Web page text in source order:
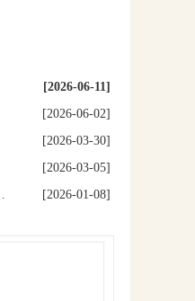
[2026-06-11]
[2026-06-02]
[2026-03-30]
[2026-03-05]
[2026-01-08]